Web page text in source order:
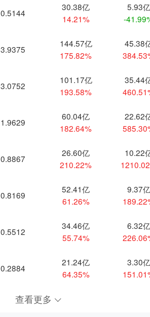
0.5144
30.38亿
14.21%
5.93亿
-
3.9375
144.57亿
175.82%
45.38
3.0752
101.17亿
193.58%
35.44
1.9629
60.04亿
182.64%
22.62
0.8867
26.60亿
210.22%
10.22
0.8169
52.41亿
61.26%
9.37亿
0.5512
34.46亿
55.74%
6.32亿
0.2884
21.24亿
64.35%
3.30亿
查看更多